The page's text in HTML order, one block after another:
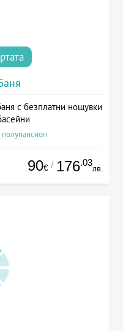
с безплатни нощувки
90€ / 176.03
лв.